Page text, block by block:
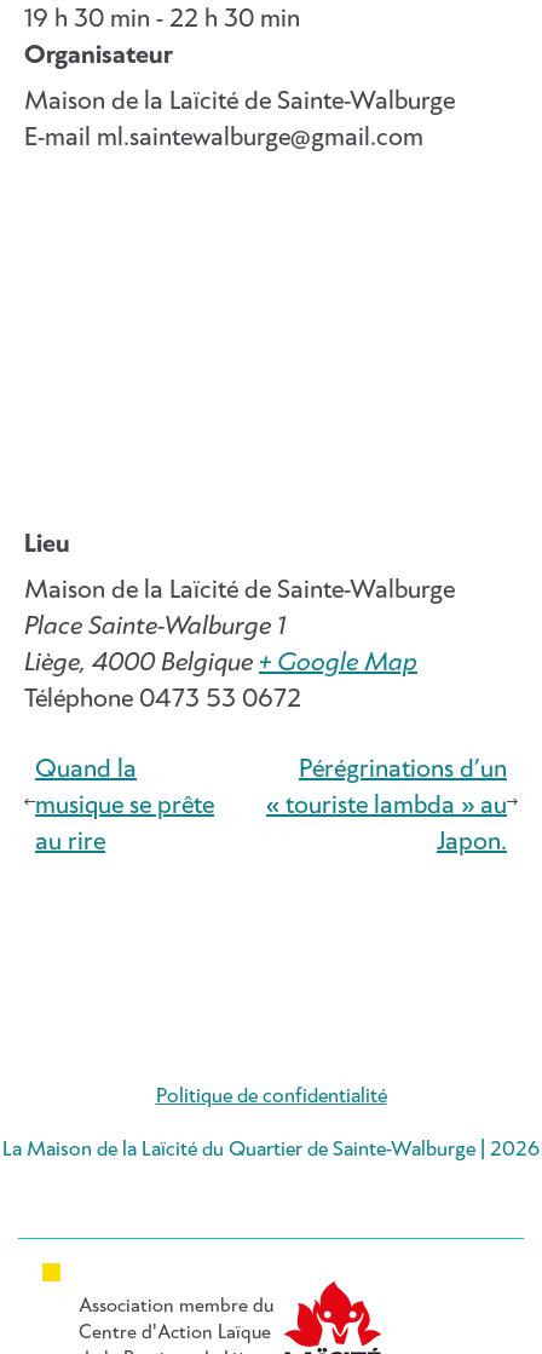
19 h 30 min - 22 h 30 min
Organisateur
Maison de la Laïcité de Sainte-Walburge
E-mail ml.saintewalburge@gmail.com
Lieu
Maison de la Laïcité de Sainte-Walburge
Place Sainte-Walburge 1
Liège, 4000 Belgique + Google Map
Téléphone 0473 53 0672
Quand la
musique se prête
au rire
Pérégrinations d’un
« touriste lambda » au
Japon.
Politique de confidentialité
La Maison de la Laïcité du Quartier de Sainte-Walburge | 2026
Association membre du
Centre d'Action Laïque